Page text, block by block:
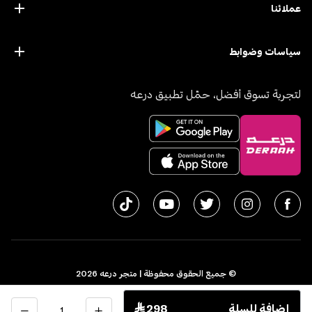
الكمية
عملائنا
سياسات وضوابط
لتجربة تسوق أفضل، حمّل تطبيق درعه
© جميع الحقوق محفوظة | متجر درعه 2026
سجل تجاري 1010611077 - الرقم الضريبي 300055804900003